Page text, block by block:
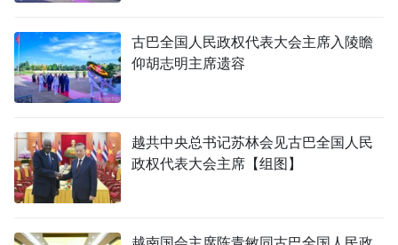
ENGLISH
古巴全国人民政权代表大会主席入陵瞻
仰胡志明主席遗容
越共中央总书记苏林会见古巴全国人民
政权代表大会主席【组图】